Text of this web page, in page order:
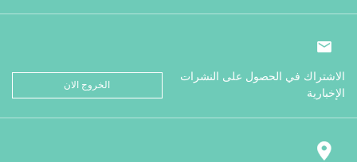
الاشتراك في الحصول على النشرات
الإخبارية
الخروج الان